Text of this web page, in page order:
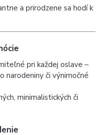
a prirodzene sa hodí k
pri každej oslave –
narodeniny či výnimočné
minimalistických či